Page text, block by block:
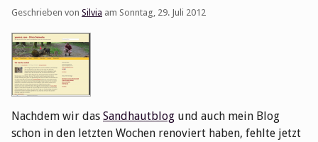
Geschrieben von Silvia am Sonntag, 29. Juli 2012
Nachdem wir das Sandhautblog und auch mein Blog
schon in den letzten Wochen renoviert haben, fehlte jetzt